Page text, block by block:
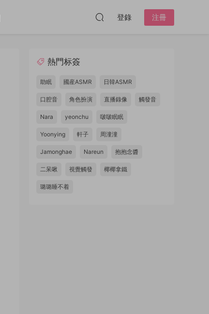
登錄 注冊
熱門标簽
助眠 國産ASMR 日韓ASMR
口腔音 角色扮演 直播錄像 觸發音
Nara yeonchu 啵啵眠眠
Yoonying 軒子 周潼潼
Jamonghae Nareun 抱抱念醬
二呆啾 視覺觸發 椰椰拿鐵
璐璐睡不着